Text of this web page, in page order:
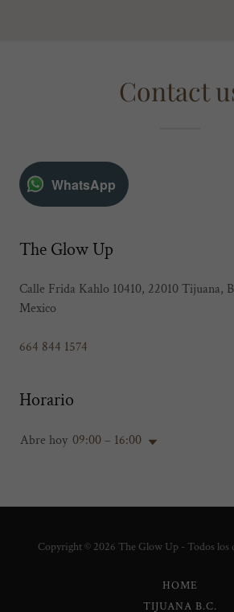
Contact
WhatsApp
The Glow Up
Calle Frida Kahlo 10410, 22010 Tijuana,
Mexico
664 844 1574
Horario
Abre hoy 09:00 – 16:00
Copyright © 2026 The Glow Up - Todos los
HOME
TIJUANA B.C.